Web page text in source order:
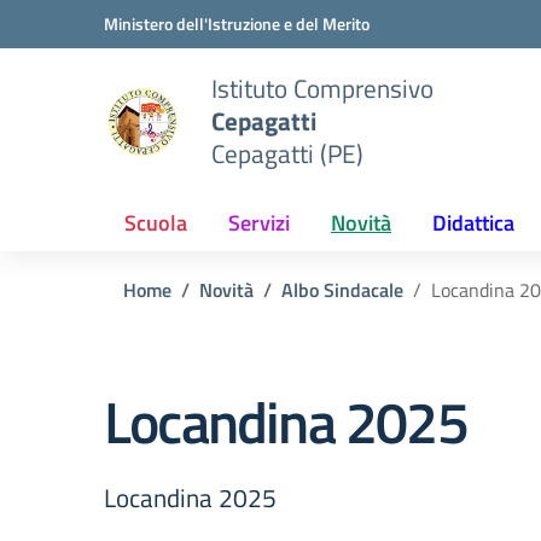
Vai ai contenuti
Vai al menu di navigazioneMinistero dell'Istruzione e del Merito
Istituto Comprensivo
Cepagatti
Cepagatti (PE)
Scuola Servizi Novità Didattica
Home Novità Albo Sindacale Locandina
Locandina 2025
Locandina 2025